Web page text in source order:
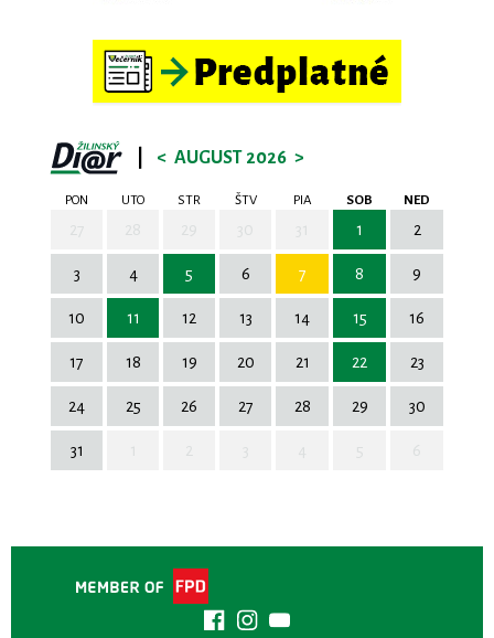
< AUGUST 2026 >
PON UTO STR ŠTV PIA SOB NED
1 2
3 4 5 6 7 8 9
10 11 12 13 14 15 16
17 18 19 20 21 22 23
24 25 26 27 28 29 30
31